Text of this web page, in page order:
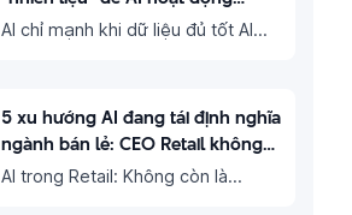
trong bán lẻ?
AI chỉ mạnh khi dữ liệu đủ tốt AI
doanh thu và tối ưu vận hành. Tuy
nhiên,…
5 xu hướng AI đang tái định nghĩa
ngành bán lẻ: CEO Retail không
thể bỏ qua năm 2026
AI trong Retail: Không còn là